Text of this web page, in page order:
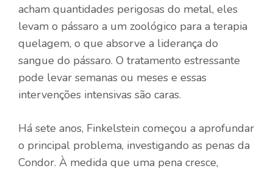
acham quantidades perigosas do metal, eles
levam o pássaro a um zoológico para a terapia
quelagem, o que absorve a liderança do
sangue do pássaro. O tratamento estressante
pode levar semanas ou meses e essas
intervenções intensivas são caras.
Há sete anos, Finkelstein começou a aprofundar
o principal problema, investigando as penas da
Condor. À medida que uma pena cresce,